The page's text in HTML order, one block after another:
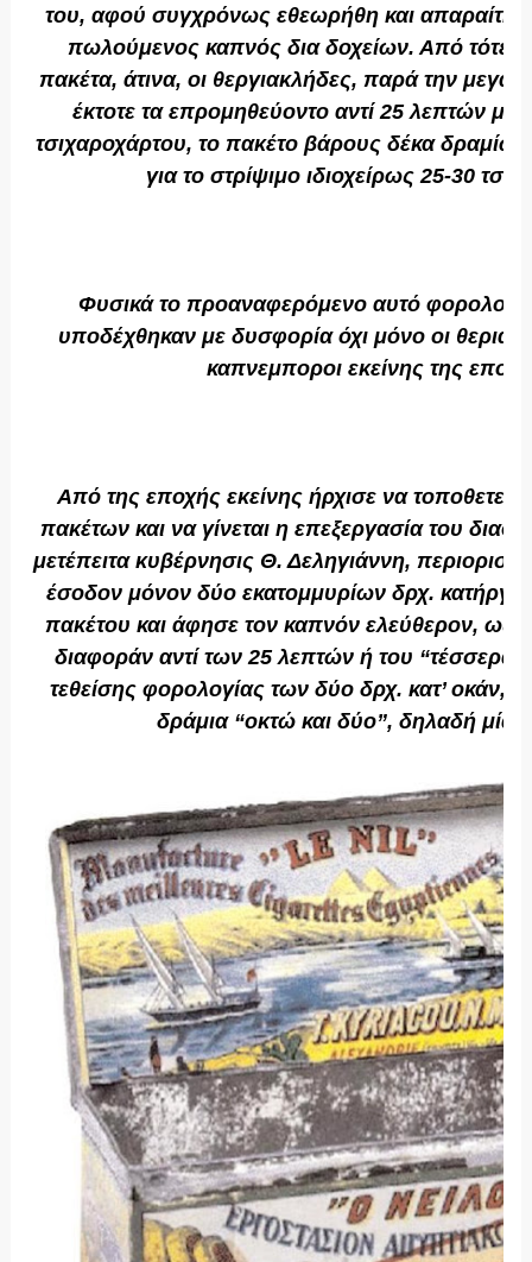
του, αφού συγχρόνως εθεωρήθη και
πωλούμενος καπνός δια δοχείων. Από τότε
πακέτα, άτινα, οι θεργιακλήδες, παρά την
έκτοτε τα επρομηθεύοντο αντί 25 λεπτών
τσιχαροχάρτου, το πακέτο βάρους δέκα δραμίων
για το στρίψιμο ιδιοχείρως 25-30
Φυσικά το προαναφερόμενο αυτό
υποδέχθηκαν με δυσφορία όχι μόνο οι
καπνεμποροι εκείνης της
Από της εποχής εκείνης ήρχισε να
πακέτων και να γίνεται η επεξεργασία του
μετέπειτα κυβέρνησις Θ. Δεληγιάννη,
έσοδον μόνον δύο εκατομμυρίων δρχ.
πακέτου και άφησε τον καπνόν ελεύθερον, ως
διαφοράν αντί των 25 λεπτών ή του “τέσσερα
τεθείσης φορολογίας των δύο δρχ. κατ’ οκάν,
δράμια “οκτώ και δύο”, δηλαδή μία